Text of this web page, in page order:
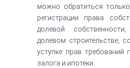
можно обратиться
регистрации права
долевой
долевом строительстве,
уступке прав требований
залога и ипотеки.